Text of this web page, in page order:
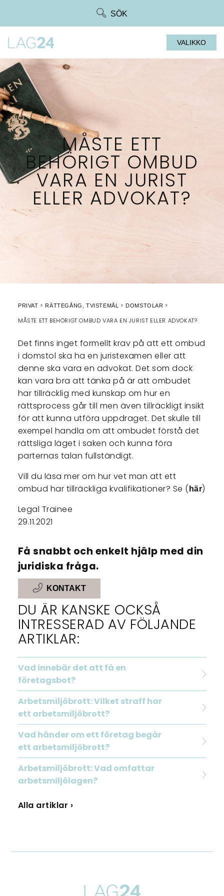
SÖK
VALIKKO
MÅSTE ETT
BEHÖRIGT OMBUD
VARA EN JURIST
ELLER ADVOKAT?
PRIVAT RÄTTEGÅNG, TVISTEMÅL DOMSTOLAR
MÅSTE ETT BEHÖRIGT OMBUD VARA EN JURIST ELLER ADVOKAT?
Det finns inget formellt krav på att ett ombud
i domstol ska ha en juristexamen eller att
denne ska vara en advokat. Det som dock
kan vara bra att tänka på är att ombudet
har tillräcklig med kunskap om hur en
rättsprocess går till men även tillräckligt insikt
för att kunna utföra uppdraget. Det skulle till
exempel handla om att ombudet förstå det
rättsliga läget i saken och kunna föra
parternas talan fullständigt.
Vill du läsa mer om hur vet man att ett
ombud har tillräckliga kvalifikationer? Se ( här)
Legal Trainee
29.11.2021
Få snabbt och enkelt hjälp med din
juridiska fråga.
KONTAKT
DU ÄR KANSKE OCKSÅ
INTRESSERAD AV FÖLJANDE
ARTIKLAR:
Vad innebär det att få en
företagsbot?
Arbetsmiljöbrott: Vilket straff har
ett arbetsmiljöbrott?
Vad händer om ett företag begår
ett arbetsmiljöbrott?
Arbetsmiljöbrott: Vad omfattar
arbetsmiljölagen?
Alla artiklar ›